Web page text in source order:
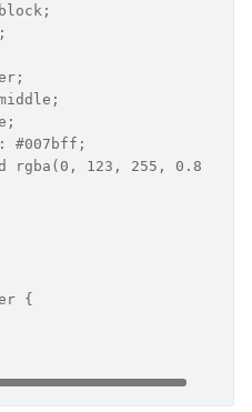
#007bff;
rgba(0, 123, 255, 0.8);
{